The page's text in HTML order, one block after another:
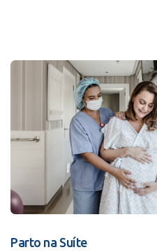
Parto na Suíte